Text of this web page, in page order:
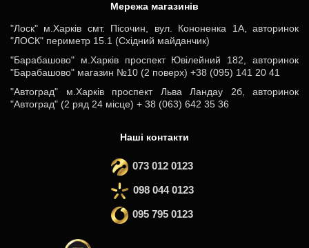
Мережа магазинів
"Лоск" м.Харків смт. Пісочин, вул. Кононенка 1А, авторинок
"ЛОСК" периметр 15.1 (Східний майданчик)
"Барабашово" м.Харків проспект Ювілейний 182, авторинок
"Барабашово" магазин №10 (2 поверх) +38 (095) 141 20 41
"Автоград" м.Харків проспект Льва Ландау 2б, авторинок
"Автоград" (2 ряд 24 місце) + 38 (063) 642 35 36
Наші контакти
073 012 0123
098 044 0123
095 795 0123